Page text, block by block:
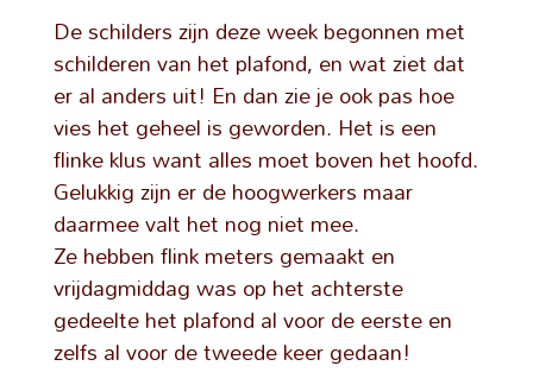
De schilders zijn deze week begonnen met
schilderen van het plafond, en wat ziet dat
er al anders uit! En dan zie je ook pas hoe
vies het geheel is geworden. Het is een
flinke klus want alles moet boven het hoofd.
Gelukkig zijn er de hoogwerkers maar
daarmee valt het nog niet mee.
Ze hebben flink meters gemaakt en
vrijdagmiddag was op het achterste
gedeelte het plafond al voor de eerste en
zelfs al voor de tweede keer gedaan!